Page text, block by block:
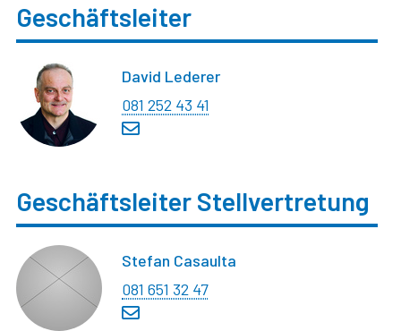
Geschäftsleiter
David Lederer
081 252 43 41
Geschäftsleiter Stellvertretung
Stefan Casaulta
081 651 32 47